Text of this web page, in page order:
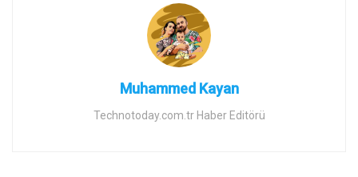
Muhammed Kayan
Technotoday.com.tr Haber Editörü